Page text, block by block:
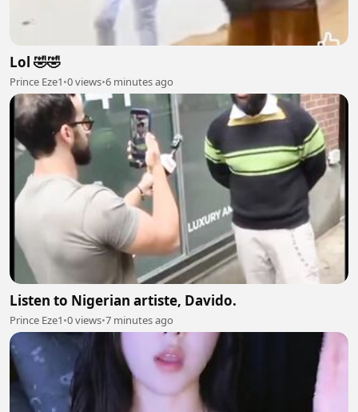
Lol 🤣🤣
Prince Eze1•0 views•6 minutes ago
Listen to Nigerian artiste, Davido.
Prince Eze1•0 views•7 minutes ago